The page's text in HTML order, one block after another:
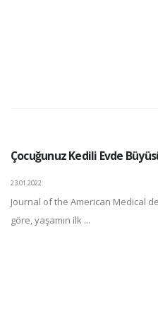
Çocuğunuz Kedili Evde
23.01.2022
Journal of the American Medical
göre, yaşamın ilk ...